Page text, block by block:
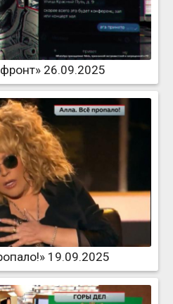
26.09.2025
19.09.2025